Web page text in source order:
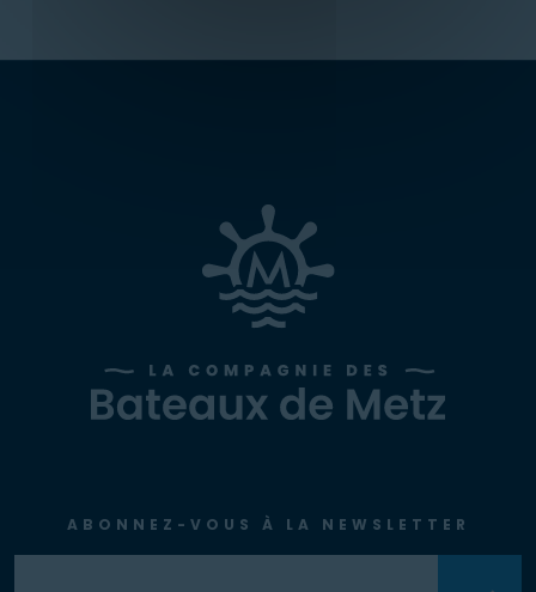
ABONNEZ-VOUS À LA NEWSLETTER